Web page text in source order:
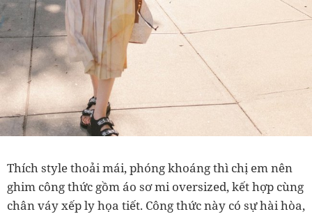
Thích style thoải mái, phóng khoáng thì chị em nên
ghim công thức gồm áo sơ mi oversized, kết hợp cùng
chân váy xếp ly họa tiết. Công thức này có sự hài hòa,